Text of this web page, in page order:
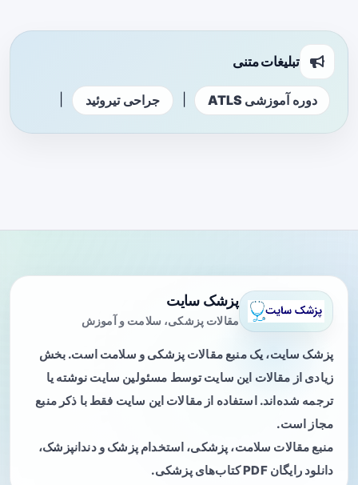
تبلیغات متنی
دوره آموزشی ATLS جراحی تیروئید
پزشک سایت
مقالات پزشکی، سلامت و آموزش
پزشک سایت، یک منبع مقالات پزشکی و سلامت است. بخش
زیادی از مقالات این سایت توسط مسئولین سایت نوشته یا
ترجمه شده‌اند. استفاده از مقالات این سایت فقط با ذکر منبع
مجاز است.
منبع مقالات سلامت، پزشکی، استخدام پزشک و دندانپزشک،
دانلود رایگان PDF کتاب‌های پزشکی.